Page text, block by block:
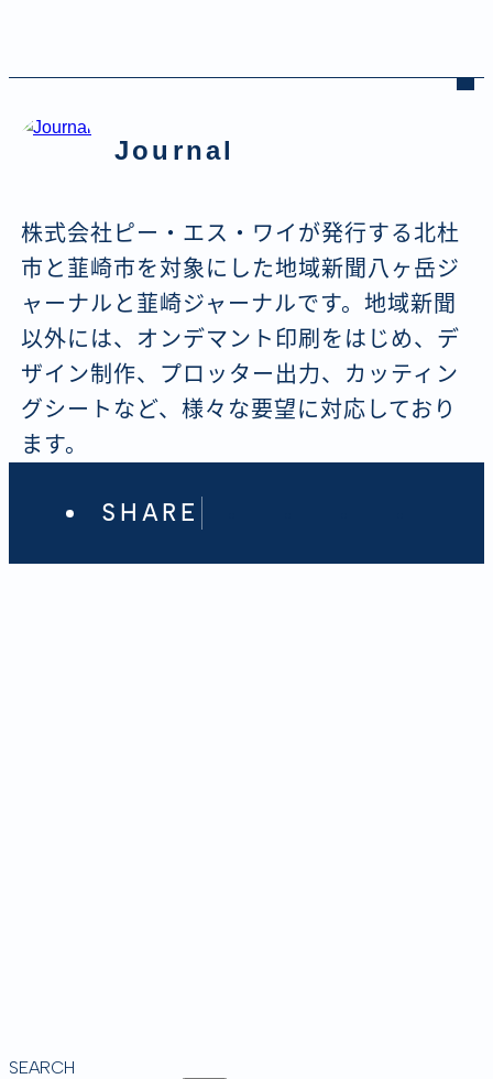
Journal
株式会社ピー・エス・ワイが発行する北杜
市と韮崎市を対象にした地域新聞八ヶ岳ジ
ャーナルと韮崎ジャーナルです。地域新聞
以外には、オンデマント印刷をはじめ、デ
ザイン制作、プロッター出力、カッティン
グシートなど、様々な要望に対応しており
ます。
SHARE
SEARCH